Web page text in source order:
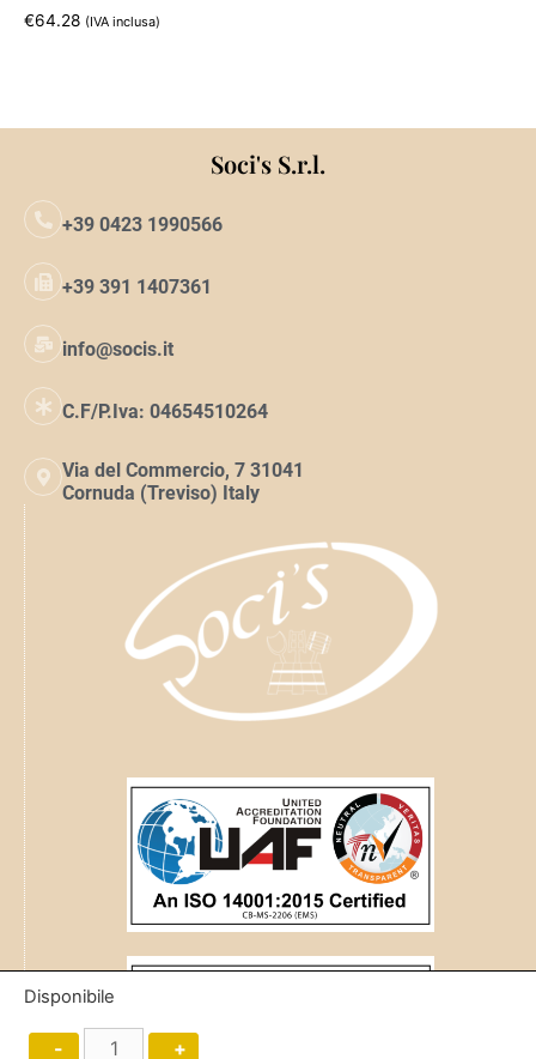
Disponibile
- +
€64.28 (IVA inclusa)
Soci's S.r.l.
+39 0423 1990566
+39 391 1407361
info@socis.it
C.F/P.Iva: 04654510264
Via del Commercio, 7 31041
Cornuda (Treviso) Italy